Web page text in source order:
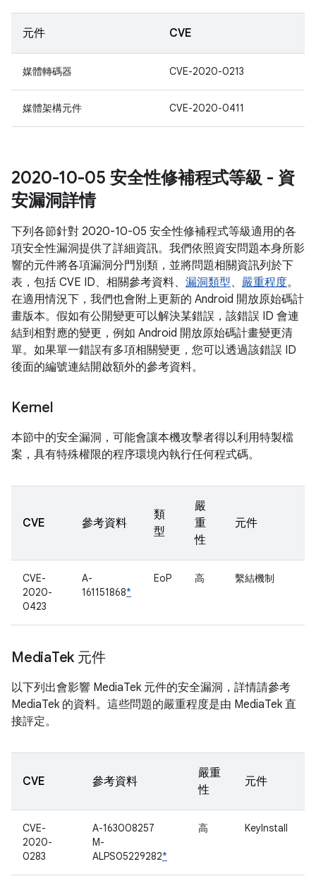
元件 CVE
媒體轉碼器 CVE-2020-0213
媒體架構元件 CVE-2020-0411
2020-10-05 安全性修補程式等級 - 資
安漏洞詳情
下列各節針對 2020-10-05 安全性修補程式等級適用的各
項安全性漏洞提供了詳細資訊。我們依照資安問題本身所影
響的元件將各項漏洞分門別類，並將問題相關資訊列於下
表，包括 CVE ID、相關參考資料、 漏洞類型、 嚴重程度。
在適用情況下，我們也會附上更新的 Android 開放原始碼計
畫版本。假如有公開變更可以解決某錯誤，該錯誤 ID 會連
結到相對應的變更，例如 Android 開放原始碼計畫變更清
單。如果單一錯誤有多項相關變更，您可以透過該錯誤 ID
後面的編號連結開啟額外的參考資料。
Kernel
本節中的安全漏洞，可能會讓本機攻擊者得以利用特製檔
案，具有特殊權限的程序環境內執行任何程式碼。
CVE 參考資料
類
型
嚴
重
性
元件
CVE-
2020-
0423
A-
161151868*
EoP 高 繫結機制
MediaTek 元件
以下列出會影響 MediaTek 元件的安全漏洞，詳情請參考
MediaTek 的資料。這些問題的嚴重程度是由 MediaTek 直
接評定。
CVE 參考資料
嚴重
性
元件
CVE-
2020-
0283
A-163008257
M-
ALPS05229282*
高 KeyInstall